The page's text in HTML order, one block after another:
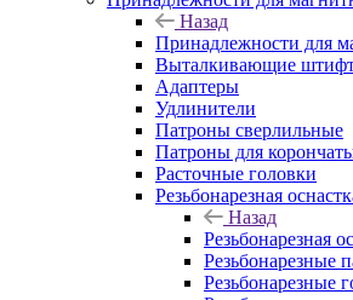
Назад
Принадлежности для
Выталкивающие
Адаптеры
Удлинители
Патроны сверлильные
Патроны для
Расточные головки
Резьбонарезная
Назад
Резьбонарезная
Резьбонарезные
Резьбонарезные